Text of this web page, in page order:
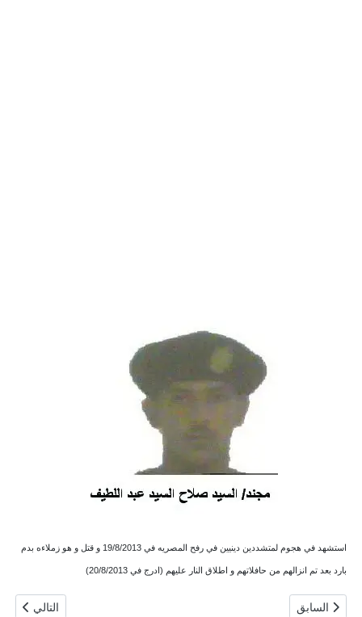
استشهد في هجوم لمتشددين دينيين في رفح المصريه في 19/8/2013 و قتل و هو زملاءه بدم
بارد بعد تم انزالهم من حافلاتهم و اطلاق النار عليهم (ادرج في 20/8/2013)
المقال السابق: جندي شهيد / السيد محمد محمد عبد الحميد أبوطالب
السابق المقال
التالي